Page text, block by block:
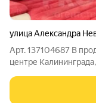
улица Александра
Арт. 137104687 В
центре
Невского. Дом
микроклимат в